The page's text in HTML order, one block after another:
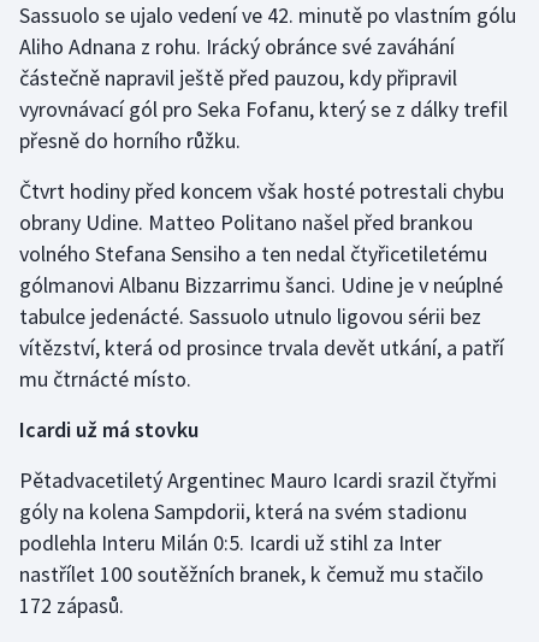
Plavání
Plážový volejbal
Ragby
Rychlobruslení
Rychlostní kanoistika
Short track
Sportovní střelba
Stolní tenis
Triatlon
Veslování
Vodní slalom
Sassuolo se ujalo vedení ve 42. minutě po vlastním gólu
Aliho Adnana z rohu. Irácký obránce své zaváhání
částečně napravil ještě před pauzou, kdy připravil
vyrovnávací gól pro Seka Fofanu, který se z dálky trefil
přesně do horního růžku.
Čtvrt hodiny před koncem však hosté potrestali chybu
obrany Udine. Matteo Politano našel před brankou
volného Stefana Sensiho a ten nedal čtyřicetiletému
gólmanovi Albanu Bizzarrimu šanci. Udine je v neúplné
tabulce jedenácté. Sassuolo utnulo ligovou sérii bez
vítězství, která od prosince trvala devět utkání, a patří
mu čtrnácté místo.
Icardi už má stovku
Pětadvacetiletý Argentinec Mauro Icardi srazil čtyřmi
góly na kolena Sampdorii, která na svém stadionu
podlehla Interu Milán 0:5. Icardi už stihl za Inter
nastřílet 100 soutěžních branek, k čemuž mu stačilo
172 zápasů.